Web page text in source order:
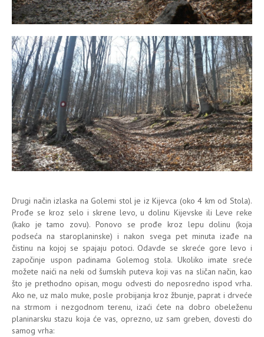
Drugi način izlaska na Golemi stol je iz Kijevca (oko 4 km od Stola).
Prođe se kroz selo i skrene levo, u dolinu Kijevske ili Leve reke
(kako je tamo zovu). Ponovo se prođe kroz lepu dolinu (koja
podseća na staroplaninske) i nakon svega pet minuta izađe na
čistinu na kojoj se spajaju potoci. Odavde se skreće gore levo i
započinje uspon padinama Golemog stola. Ukoliko imate sreće
možete naići na neki od šumskih puteva koji vas na sličan način, kao
što je prethodno opisan, mogu odvesti do neposredno ispod vrha.
Ako ne, uz malo muke, posle probijanja kroz žbunje, paprat i drveće
na strmom i nezgodnom terenu, izaći ćete na dobro obeleženu
planinarsku stazu koja će vas, oprezno, uz sam greben, dovesti do
samog vrha: